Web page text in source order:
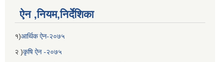
ऐन ,नियम,निर्देशिका
१)आर्थिक ऐन-२०७५
२ )कृषि ऐन -२०७५